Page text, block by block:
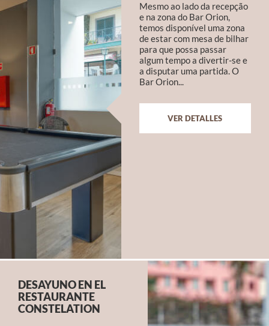
Mesmo ao lado da recepção
e na zona do Bar Orion,
temos disponível uma zona
de estar com mesa de bilhar
para que possa passar
algum tempo a divertir-se e
a disputar uma partida. O
Bar Orion...
VER DETALLES
DESAYUNO EN EL
RESTAURANTE
CONSTELATION